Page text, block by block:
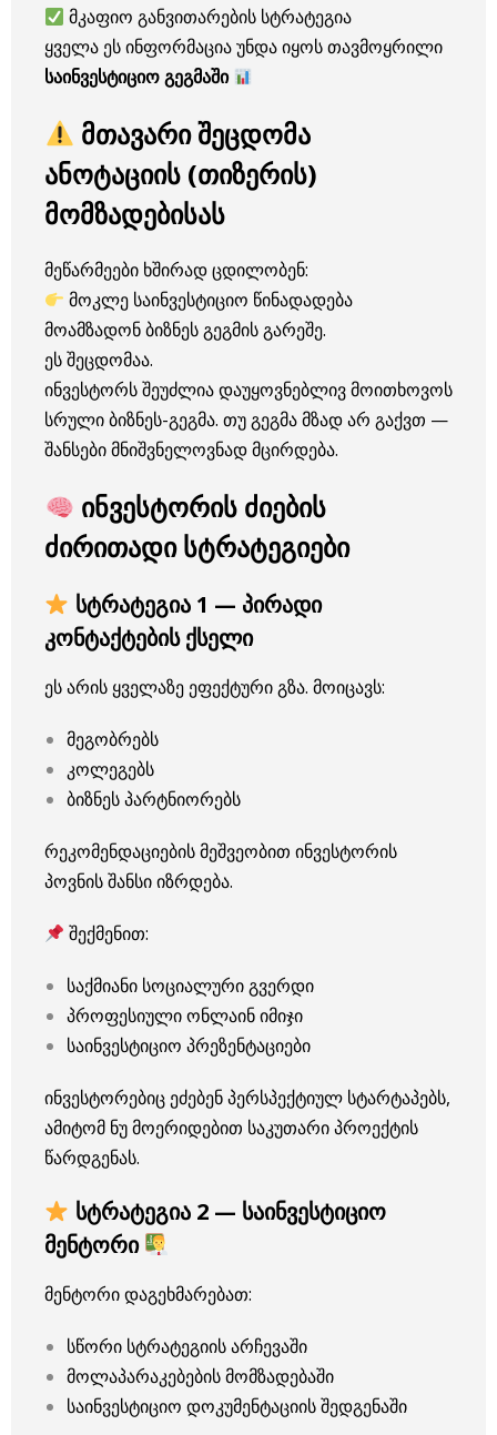
მკაფიო განვითარების სტრატეგია
ყველა ეს ინფორმაცია უნდა იყოს თავმოყრილი
საინვესტიციო გეგმაში
მთავარი შეცდომა
ანოტაციის (თიზერის)
მომზადებისას
მეწარმეები ხშირად ცდილობენ:
მოკლე საინვესტიციო წინადადება
მოამზადონ ბიზნეს გეგმის გარეშე.
ეს შეცდომაა.
ინვესტორს შეუძლია დაუყოვნებლივ მოითხოვოს
სრული ბიზნეს-გეგმა. თუ გეგმა მზად არ გაქვთ —
შანსები მნიშვნელოვნად მცირდება.
ინვესტორის ძიების
ძირითადი სტრატეგიები
სტრატეგია 1 — პირადი
კონტაქტების ქსელი
ეს არის ყველაზე ეფექტური გზა. მოიცავს:
მეგობრებს
კოლეგებს
ბიზნეს პარტნიორებს
რეკომენდაციების მეშვეობით ინვესტორის
პოვნის შანსი იზრდება.
შექმენით:
საქმიანი სოციალური გვერდი
პროფესიული ონლაინ იმიჯი
საინვესტიციო პრეზენტაციები
ინვესტორებიც ეძებენ პერსპექტიულ სტარტაპებს,
ამიტომ ნუ მოერიდებით საკუთარი პროექტის
წარდგენას.
სტრატეგია 2 — საინვესტიციო
მენტორი
მენტორი დაგეხმარებათ:
სწორი სტრატეგიის არჩევაში
მოლაპარაკებების მომზადებაში
საინვესტიციო დოკუმენტაციის შედგენაში